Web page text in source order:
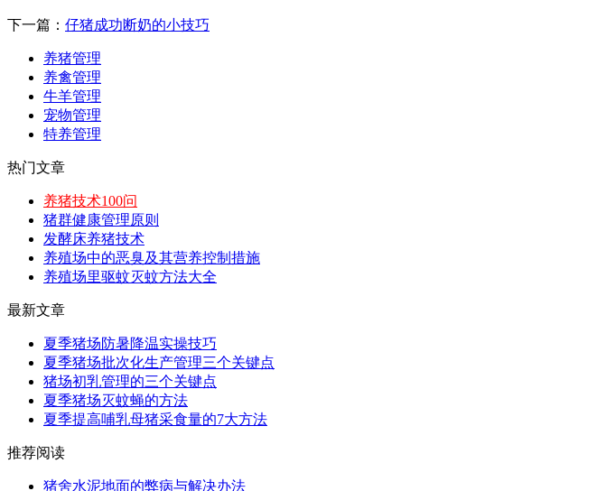
下一篇： 仔猪成功断奶的小技巧
养猪管理
养禽管理
牛羊管理
宠物管理
特养管理
热门文章
养猪技术100问
猪群健康管理原则
发酵床养猪技术
养殖场中的恶臭及其营养控制措施
养殖场里驱蚊灭蚊方法大全
最新文章
夏季猪场防暑降温实操技巧
夏季猪场批次化生产管理三个关键点
猪场初乳管理的三个关键点
夏季猪场灭蚊蝇的方法
夏季提高哺乳母猪采食量的7大方法
推荐阅读
猪舍水泥地面的弊病与解决办法